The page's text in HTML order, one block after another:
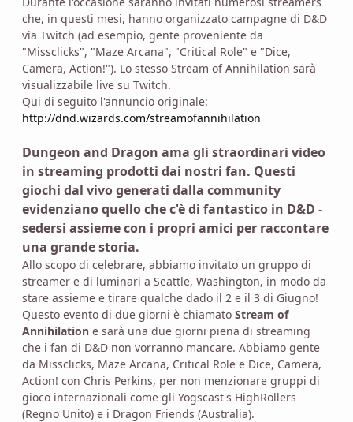
che, in questi mesi, hanno organizzato campagne di D&D
via Twitch (ad esempio, gente proveniente da
"Missclicks", "Maze Arcana", "Critical Role" e "Dice,
Camera, Action!"). Lo stesso Stream of Annihilation sarà
visualizzabile live su Twitch.
Qui di seguito l'annuncio originale:
http://dnd.wizards.com/streamofannihilation
Dungeon and Dragon ama gli straordinari video
in streaming prodotti dai nostri fan. Questi
giochi dal vivo generati dalla community
evidenziano quello che c'è di fantastico in D&D -
sedersi assieme con i propri amici per raccontare
una grande storia.
Allo scopo di celebrare, abbiamo invitato un gruppo di
streamer e di luminari a Seattle, Washington, in modo da
stare assieme e tirare qualche dado il 2 e il 3 di Giugno!
Questo evento di due giorni è chiamato Stream of
Annihilation e sarà una due giorni piena di streaming
che i fan di D&D non vorranno mancare. Abbiamo gente
da Missclicks, Maze Arcana, Critical Role e Dice, Camera,
Action! con Chris Perkins, per non menzionare gruppi di
gioco internazionali come gli Yogscast's HighRollers
(Regno Unito) e i Dragon Friends (Australia).